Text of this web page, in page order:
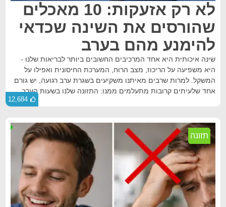
לא רק אזעקות: 10 מאכלים
שהורסים את השינה שכדאי
להימנע מהם בערב
שינה איכותית היא אחד המרכיבים החשובים ביותר לבריאות שלנו -
היא משפיעה על הריכוז, מצב הרוח, המערכת החיסונית ואפילו על
המשקל. למרות שרבים מאיתנו משקיעים בשגרת ערב רגועה, יש גורם
אחד שלעיתים קרובות מתעלמים ממנו: התזונה שלנו בשעות הערב.
12,684
תזונה